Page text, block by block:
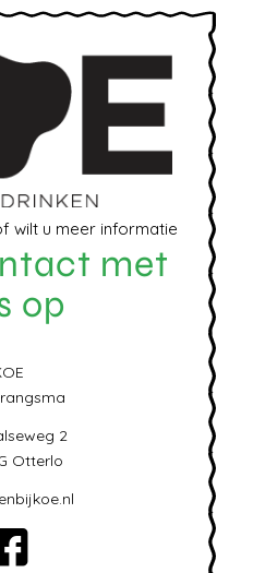
wilt u meer informatie
met
op
2
Otterlo